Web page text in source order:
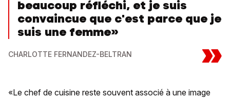
beaucoup réfléchi, et je suis
convaincue que c'est parce que je
suis une femme»
CHARLOTTE FERNANDEZ-BELTRAN »
«Le chef de cuisine reste souvent associé à une image